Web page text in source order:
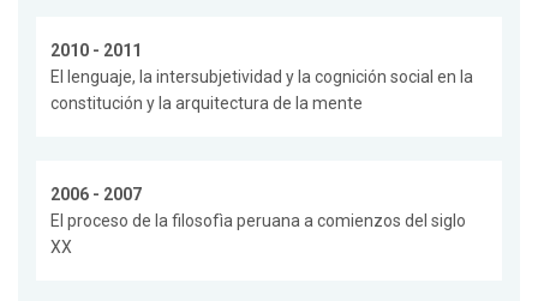
2010 - 2011
El lenguaje, la intersubjetividad y la cognición social en la
constitución y la arquitectura de la mente
2006 - 2007
El proceso de la filosofìa peruana a comienzos del siglo
XX